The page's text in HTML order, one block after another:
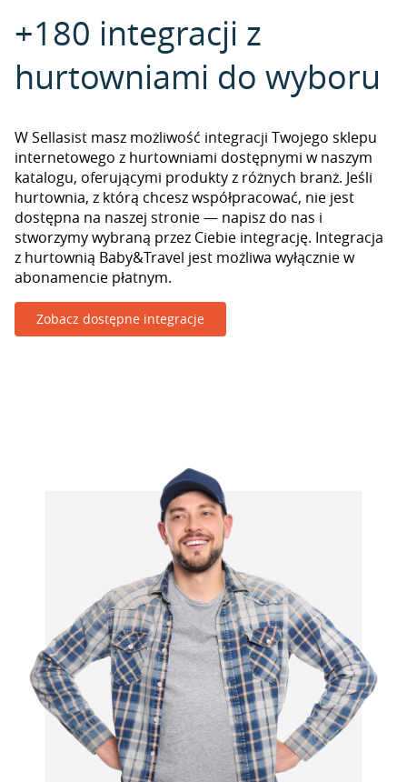
+180 integracji z
hurtowniami do wyboru
W Sellasist masz możliwość integracji Twojego sklepu
internetowego z hurtowniami dostępnymi w naszym
katalogu, oferującymi produkty z różnych branż. Jeśli
hurtownia, z którą chcesz współpracować, nie jest
dostępna na naszej stronie — napisz do nas i
stworzymy wybraną przez Ciebie integrację. Integracja
z hurtownią Baby&Travel jest możliwa wyłącznie w
abonamencie płatnym.
Zobacz dostępne integracje